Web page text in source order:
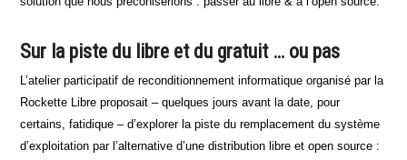
Sur la piste du libre et du gratuit … ou pas
L’atelier participatif de reconditionnement informatique organisé par la
Rockette Libre proposait – quelques jours avant la date, pour
certains, fatidique – d’explorer la piste du remplacement du système
d’exploitation par l’alternative d’une distribution libre et open source :